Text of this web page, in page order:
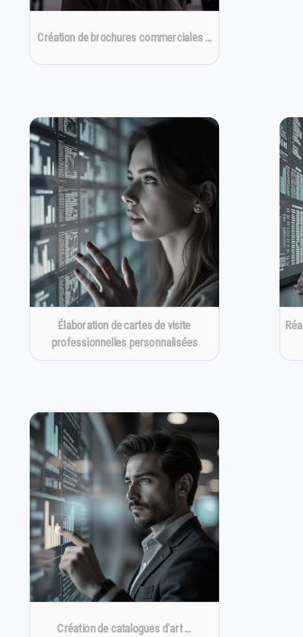
Création de brochures commerciales …
Élaboration de cartes de visite
professionnelles personnalisées
Création de catalogues d'art …